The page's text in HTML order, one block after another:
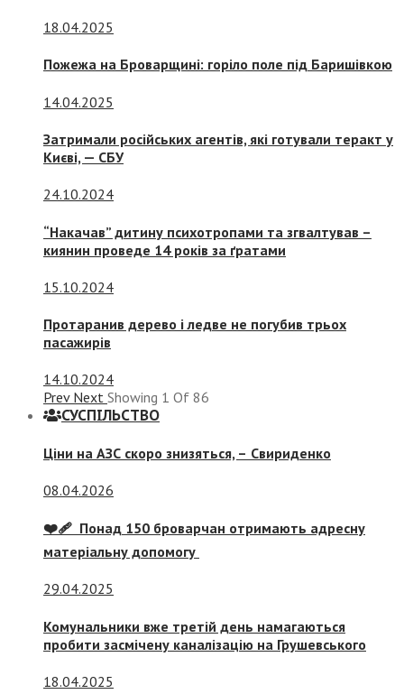
18.04.2025
Пожежа на Броварщині: горіло поле під Баришівкою
14.04.2025
Затримали російських агентів, які готували теракт у
Києві, — СБУ
24.10.2024
“Накачав” дитину психотропами та згвалтував –
киянин проведе 14 років за ґратами
15.10.2024
Протаранив дерево і ледве не погубив трьох
пасажирів
14.10.2024
Prev Next Showing 1 Of 86
СУСПIЛЬСТВО
Ціни на АЗС скоро знизяться, – Свириденко
08.04.2026
❤️‍🩹 Понад 150 броварчан отримають адресну
матеріальну допомогу
29.04.2025
Комунальники вже третій день намагаються
пробити засмічену каналізацію на Грушевського
18.04.2025